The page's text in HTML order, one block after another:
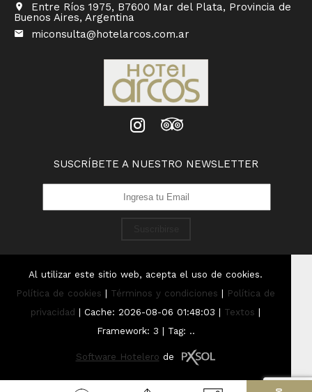
Entre Ríos 1975, B7600 Mar del Plata, Provincia de
Buenos Aires, Argentina
miconsulta@hotelarcos.com.ar
SUSCRÍBETE A NUESTRO NEWSLETTER
Al utilizar este sitio web, acepta el uso de cookies.
Política de cookies | Términos y condiciones | Política de
privacidad | Cache: 2026-08-06 01:48:03 | Textos |
Framework: 3 | Tag: ..
Software Hotelero de